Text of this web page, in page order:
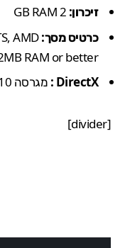
זיכרון:
כרטיס מסך:AMD
RAM or better
DirectX : מגרסה 10 ומעלה
[divider]